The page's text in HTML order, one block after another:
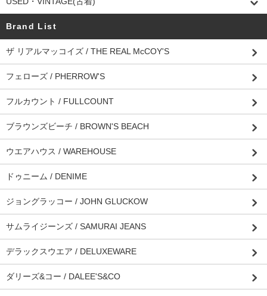
Brand List
ザ リアルマッコイズ / THE REAL McCOY'S
フェローズ / PHERROW'S
フルカウント / FULLCOUNT
ブラウンズビーチ / BROWN'S BEACH
ウエアハウス / WAREHOUSE
ドゥニーム / DENIME
ジョングラッコー / JOHN GLUCKOW
サムライジーンズ / SAMURAI JEANS
デラックスウエア / DELUXEWARE
ダリーズ&コー / DALEE'S&CO